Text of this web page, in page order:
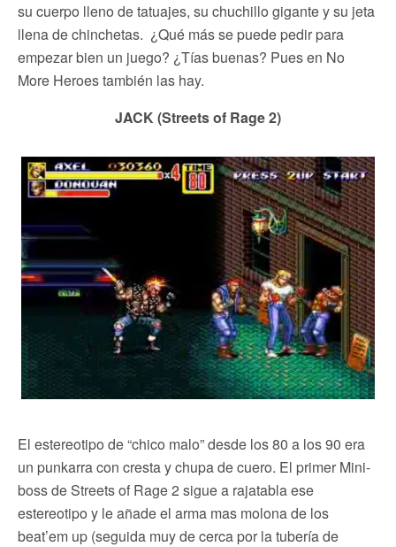
su cuerpo lleno de tatuajes, su chuchillo gigante y su jeta
llena de chinchetas. ¿Qué más se puede pedir para
empezar bien un juego? ¿Tías buenas? Pues en No
More Heroes también las hay.
JACK (Streets of Rage 2)
El estereotipo de “chico malo” desde los 80 a los 90 era
un punkarra con cresta y chupa de cuero. El primer Mini-
boss de Streets of Rage 2 sigue a rajatabla ese
estereotipo y le añade el arma mas molona de los
beat’em up (seguida muy de cerca por la tubería de